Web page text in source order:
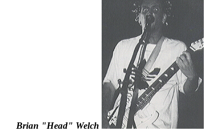
Brian "Head" Welch